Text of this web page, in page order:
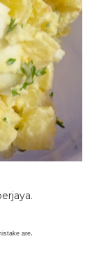
are.